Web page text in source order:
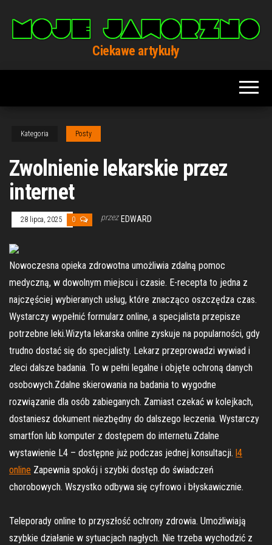
treści
Ciekawe artykuły
Kategoria Posty
Zwolnienie lekarskie przez
internet
28 lipca, 2025 0 przez EDWARD
Nowoczesna opieka zdrowotna umożliwia zdalną pomoc
medyczną, w dowolnym miejscu i czasie. E-recepta to jedna z
najczęściej wybieranych usług, które znacząco oszczędza czas.
Wystarczy wypełnić formularz online, a specjalista przepisze
potrzebne leki.Wizyta lekarska online zyskuje na popularności, gdy
trudno dostać się do specjalisty. Lekarz przeprowadzi wywiad i
zleci dalsze badania. To w pełni legalne i objęte ochroną danych
osobowych.Zdalne skierowania na badania to wygodne
rozwiązanie dla osób zabieganych. Zamiast czekać w kolejkach,
dostaniesz dokument niezbędny do dalszego leczenia. Wystarczy
smartfon lub komputer z dostępem do internetu.Zdalne
wystawienie L4 – dostępne już podczas jednej konsultacji. l4
online Zapewnia spokój i szybki dostęp do świadczeń
chorobowych. Wszystko odbywa się cyfrowo i błyskawicznie.
Teleporady online to przyszłość ochrony zdrowia. Umożliwiają
szybkie działanie w sytuacjach nagłych. Nie trzeba wychodzić z